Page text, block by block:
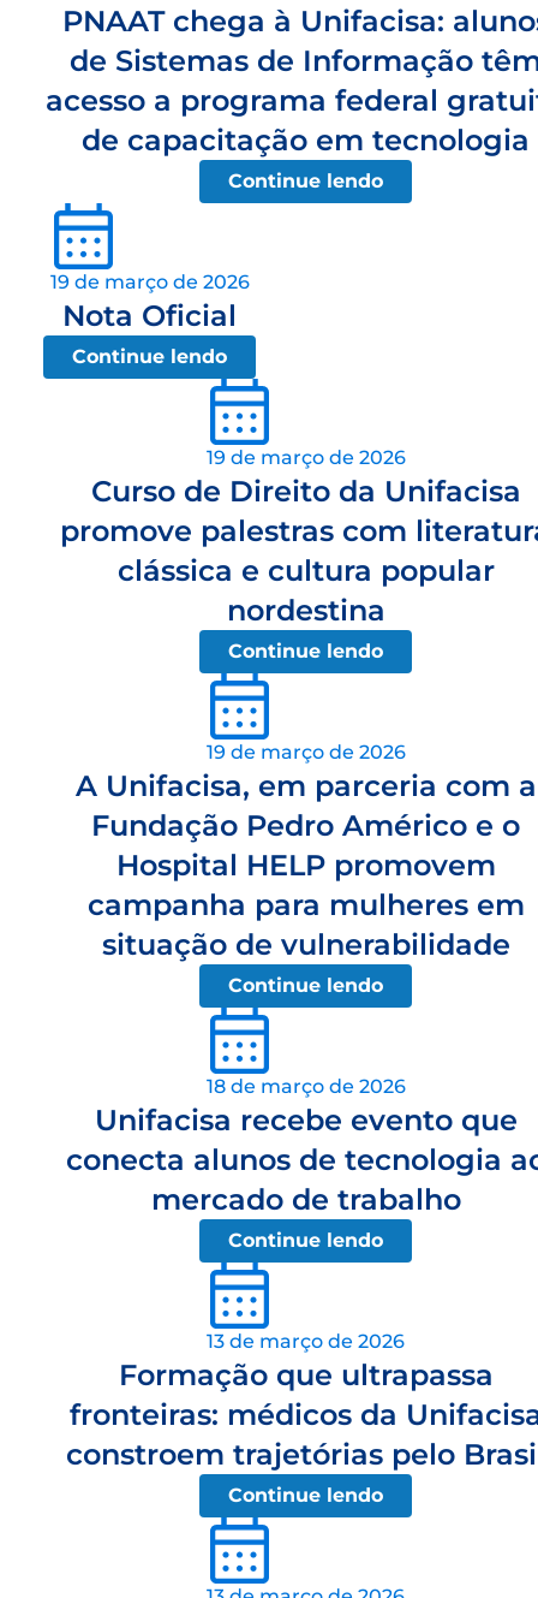
PNAAT chega à Unifacisa:
de Sistemas de Informação
acesso a programa federal
de capacitação em tecnologia
Continue lendo
19 de março de 2026
Nota Oficial
Continue lendo
19 de março de 2026
Curso de Direito da Unifacisa
promove palestras com
clássica e cultura popular
nordestina
Continue lendo
19 de março de 2026
A Unifacisa, em parceria com a
Fundação Pedro Américo e o
Hospital HELP promovem
campanha para mulheres em
situação de vulnerabilidade
Continue lendo
18 de março de 2026
Unifacisa recebe evento que
conecta alunos de tecnologia
mercado de trabalho
Continue lendo
13 de março de 2026
Formação que ultrapassa
fronteiras: médicos da
constroem trajetórias pelo
Continue lendo